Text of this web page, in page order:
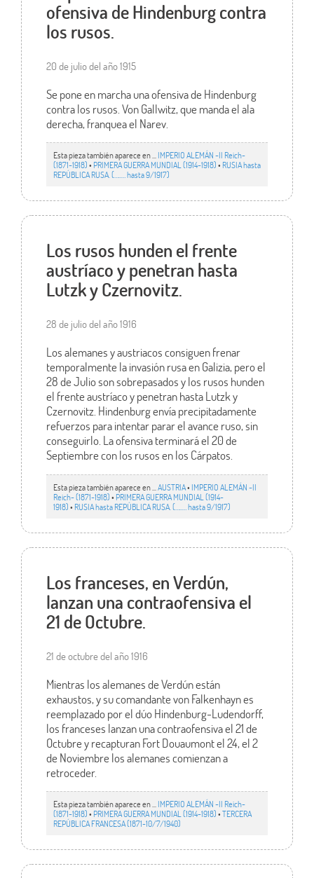
ofensiva de Hindenburg contra
los rusos.
20 de julio del año 1915
Se pone en marcha una ofensiva de Hindenburg
contra los rusos. Von Gallwitz, que manda el ala
derecha, franquea el Narev.
Esta pieza también aparece en ... IMPERIO ALEMÁN -II Reich-
(1871-1918)• PRIMERA GUERRA MUNDIAL (1914-1918)• RUSIA hasta
REPÚBLICA RUSA. (…..… hasta 9/1917)
Los rusos hunden el frente
austríaco y penetran hasta
Lutzk y Czernovitz.
28 de julio del año 1916
Los alemanes y austriacos consiguen frenar
temporalmente la invasión rusa en Galizia, pero el
28 de Julio son sobrepasados y los rusos hunden
el frente austríaco y penetran hasta Lutzk y
Czernovitz. Hindenburg envía precipitadamente
refuerzos para intentar parar el avance ruso, sin
conseguirlo. La ofensiva terminará el 20 de
Septiembre con los rusos en los Cárpatos.
Esta pieza también aparece en ... AUSTRIA• IMPERIO ALEMÁN -II
Reich- (1871-1918)• PRIMERA GUERRA MUNDIAL (1914-
1918)• RUSIA hasta REPÚBLICA RUSA. (…..… hasta 9/1917)
Los franceses, en Verdún,
lanzan una contraofensiva el
21 de Octubre.
21 de octubre del año 1916
Mientras los alemanes de Verdún están
exhaustos, y su comandante von Falkenhayn es
reemplazado por el dúo Hindenburg-Ludendorff,
los franceses lanzan una contraofensiva el 21 de
Octubre y recapturan Fort Douaumont el 24, el 2
de Noviembre los alemanes comienzan a
retroceder.
Esta pieza también aparece en ... IMPERIO ALEMÁN -II Reich-
(1871-1918)• PRIMERA GUERRA MUNDIAL (1914-1918)•TERCERA
REPÚBLICA FRANCESA (1871-10/7/1940)